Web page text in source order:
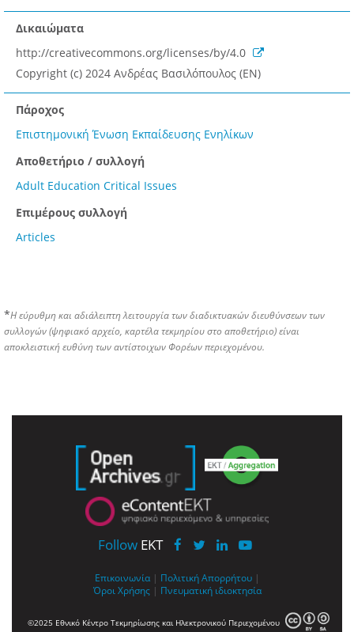
Δικαιώματα
http://creativecommons.org/licenses/by/4.0
Copyright (c) 2024 Ανδρέας Βασιλόπουλος (EN)
Πάροχος
Επιστημονική Ένωση Εκπαίδευσης Ενηλίκων
Αποθετήριο / συλλογή
Adult Education Critical Issues
Επιμέρους συλλογή
Articles
*Η εύρυθμη και αδιάλειπτη λειτουργία των διαδικτυακών διευθύνσεων των
συλλογών (ψηφιακό αρχείο, καρτέλα τεκμηρίου στο αποθετήριο) είναι
αποκλειστική ευθύνη των αντίστοιχων Φορέων περιεχομένου.
Follow EKT
Επικοινωνία | Πολιτική Απορρήτου |
Όροι Χρήσης | Πνευματική ιδιοκτησία
©2025 Εθνικό Κέντρο Τεκμηρίωσης και Ηλεκτρονικού Περιεχομένου